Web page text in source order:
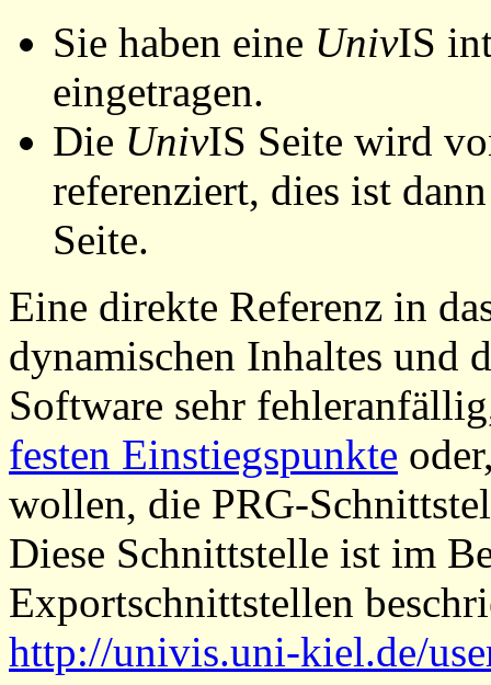
Sie haben eine UnivIS
eingetragen.
Die UnivIS Seite wird
referenziert, dies ist
Seite.
Eine direkte Referenz in
dynamischen Inhaltes und
Software sehr
festen Einstiegspunkte
wollen, die PRG-
Diese Schnittstelle ist im
Exportschnittstellen
http://univis.uni-kiel.de/